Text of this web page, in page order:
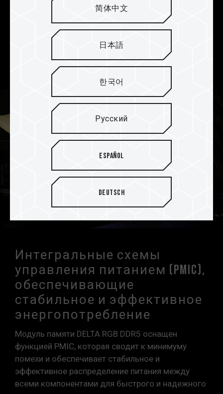
Модуль памяти DELTA RGB DDR5 поддерживает
встроенную функцию ECC, которая обеспечивает
коррекцию и обнаружение ошибок, чтобы
гарантировать стабильность системы в целом.
Интегральные схемы
управления питанием (PMIC),
обеспечивающие
стабильное и эффективное
энергопотребление
Модуль памяти DELTA RGB DDR5 оснащен
функцией PMIC, которая сводит к минимуму
помехи и обеспечивает стабильное и
эффективное распределение питания между
всеми компонентами для быстрого и надежного
简体中文
日本語
한국어
Русский
Español
Deutsch